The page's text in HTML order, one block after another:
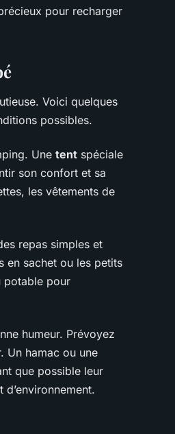
pour recharger
Voici quelques
possibles.
Une tent spéciale
son confort et sa
les vêtements de
repas simples et
en sachet ou les petits
potable pour
humeur. Prévoyez
Un hamac ou une
que possible leur